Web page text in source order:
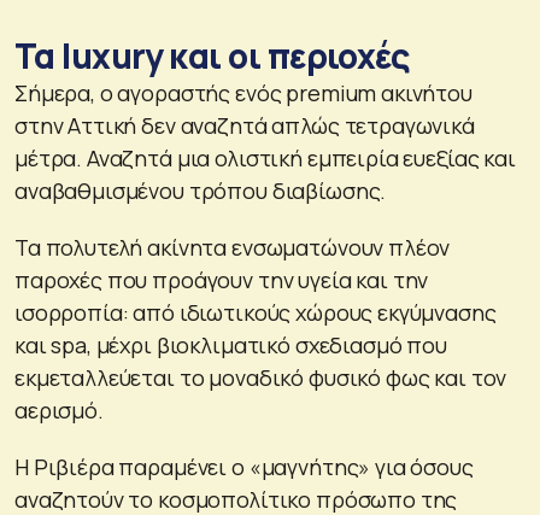
Τα luxury και οι περιοχές
Σήμερα, ο αγοραστής ενός premium ακινήτου
στην Αττική δεν αναζητά απλώς τετραγωνικά
μέτρα. Αναζητά μια ολιστική εμπειρία ευεξίας και
αναβαθμισμένου τρόπου διαβίωσης.
Τα πολυτελή ακίνητα ενσωματώνουν πλέον
παροχές που προάγουν την υγεία και την
ισορροπία: από ιδιωτικούς χώρους εκγύμνασης
και spa, μέχρι βιοκλιματικό σχεδιασμό που
εκμεταλλεύεται το μοναδικό φυσικό φως και τον
αερισμό.
Η Ριβιέρα παραμένει ο «μαγνήτης» για όσους
αναζητούν το κοσμοπολίτικο πρόσωπο της